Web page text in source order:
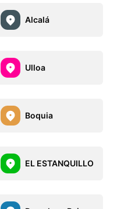
Alcalá
Ulloa
Boquia
EL ESTANQUILLO